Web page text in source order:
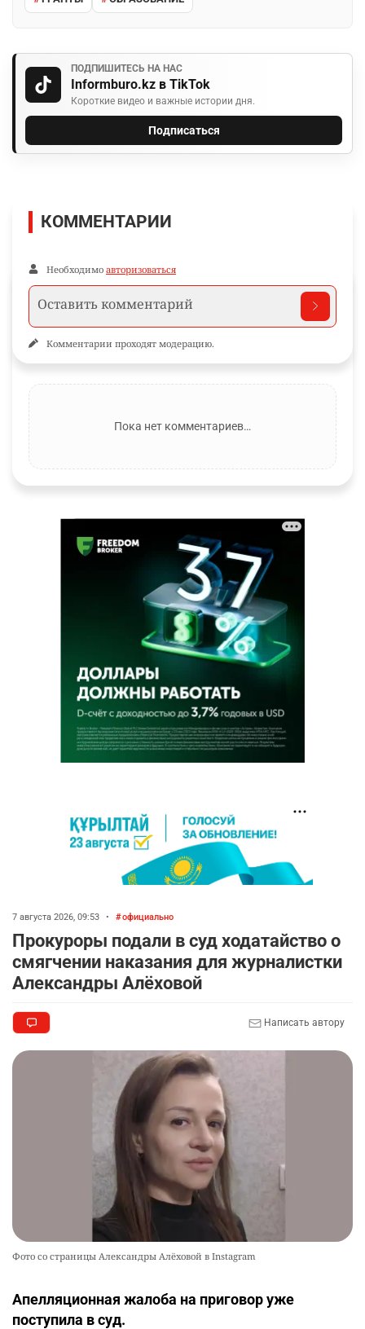
ПОДПИШИТЕСЬ НА НАС
Informburo.kz в TikTok
Короткие видео и важные истории дня.
Подписаться
КОММЕНТАРИИ
Необходимо авторизоваться
Комментарии проходят модерацию.
Пока нет комментариев…
7 августа 2026, 09:53 • официально
Прокуроры подали в суд ходатайство о
смягчении наказания для журналистки
Александры Алёховой
Написать автору
Фото со страницы Александры Алёховой в Instagram
Апелляционная жалоба на приговор уже
поступила в суд.